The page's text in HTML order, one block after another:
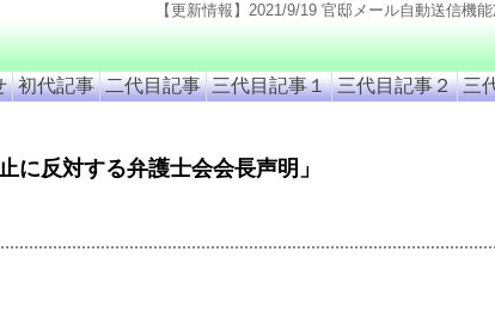
初代記事 二代目記事 三代目記事１ 三代目記事２ 三
反対する弁護士会会長声明」
【更新情報】2021/9/19 官邸メール自動送信機能凍結(官邸のページ